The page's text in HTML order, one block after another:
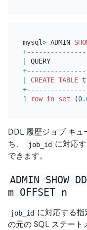
mysql> ADMIN
+
+
CREATE TABLE
+
1
row in set (
DDL 履歴ジョブ キュ
ち、
job_id に対応
できます。
ADMIN SHOW
m OFFSET n
job_id に対応する指
の元の SQL ステート